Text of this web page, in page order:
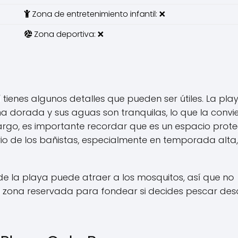
Zona de entretenimiento infantil: ❌
Zona deportiva: ❌
tienes algunos detalles que pueden ser útiles. La
dorada y sus aguas son tranquilas, lo que la
es importante recordar que es un espacio
de los bañistas, especialmente en temporada alta,
la playa puede atraer a los mosquitos, así que no
reservada para fondear si decides pescar